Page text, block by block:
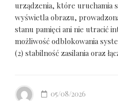
urządzenia, które uruchamia
wyświetla obrazu,
stanu pamięci ani nie utracić
możliwość odblokowania
(2) stabilność zasilania oraz
05/08/2026